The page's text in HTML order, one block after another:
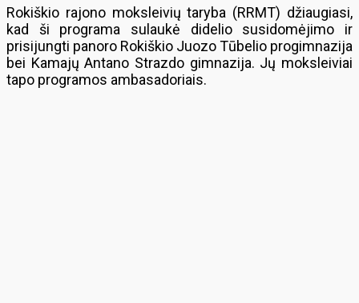
Rokiškio rajono moksleivių taryba (RRMT) džiaugiasi,
kad ši programa sulaukė didelio susidomėjimo ir
prisijungti panoro Rokiškio Juozo Tūbelio progimnazija
bei Kamajų Antano Strazdo gimnazija. Jų moksleiviai
tapo programos ambasadoriais.